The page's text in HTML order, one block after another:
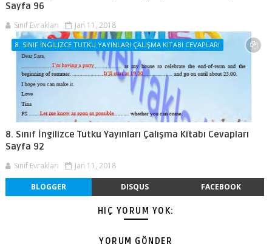
Sayfa 96
Sınıf Evrakları Jan 11, 2018
8. SINIF İNGILIZCE TUTKU YAYINLARI ÇALIŞMA KITABI CEVAPLARI
8. Sınıf İngilizce Tutku Yayınları Çalışma Kitabı Cevapları
Sayfa 92
Sınıf Evrakları Jan 11, 2018
BLOGGER DISQUS FACEBOOK
HIÇ YORUM YOK:
YORUM GÖNDER